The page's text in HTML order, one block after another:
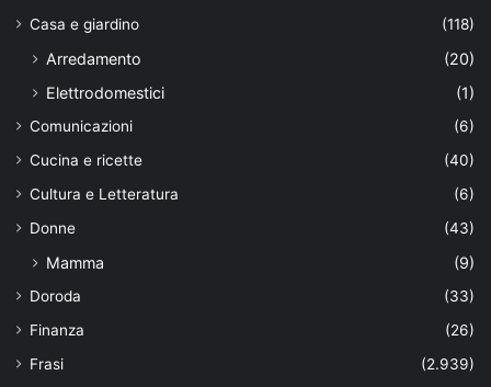
Casa e giardino
(118)
Arredamento
(20)
Elettrodomestici
(1)
Comunicazioni
(6)
Cucina e ricette
(40)
Cultura e Letteratura
(6)
Donne
(43)
Mamma (9)
Doroda
(33)
Finanza
(26)
Frasi
(2.939)